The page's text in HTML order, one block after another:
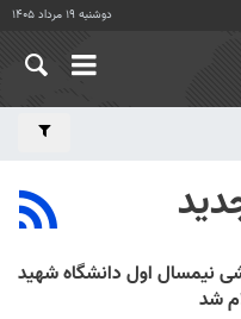
دوشنبه ۱۹ مرداد ۱۴۰۵
نیمسال اول دانشگاه شهید
شد